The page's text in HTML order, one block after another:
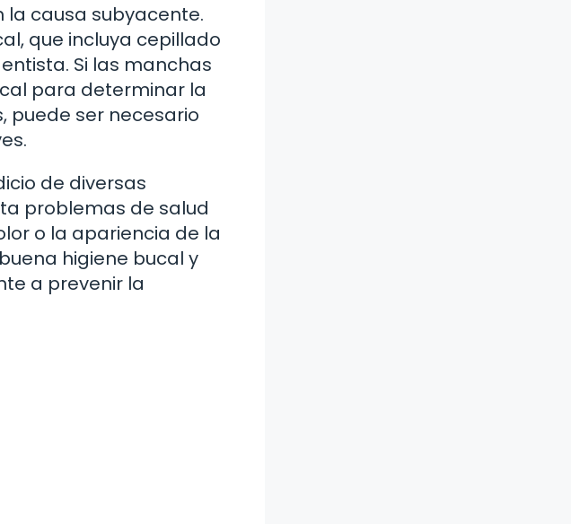
causa subyacente.
que incluya cepillado
Si las manchas
para determinar la
puede ser necesario
de diversas
problemas de salud
o la apariencia de la
higiene bucal y
a prevenir la